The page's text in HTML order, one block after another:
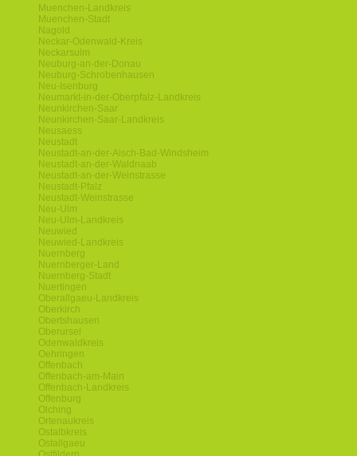
Muenchen-Landkreis
Muenchen-Stadt
Nagold
Neckar-Odenwald-Kreis
Neckarsulm
Neuburg-an-der-Donau
Neuburg-Schrobenhausen
Neu-Isenburg
Neumarkt-in-der-Oberpfalz-Landkreis
Neunkirchen-Saar
Neunkirchen-Saar-Landkreis
Neusaess
Neustadt
Neustadt-an-der-Aisch-Bad-Windsheim
Neustadt-an-der-Waldnaab
Neustadt-an-der-Weinstrasse
Neustadt-Pfalz
Neustadt-Weinstrasse
Neu-Ulm
Neu-Ulm-Landkreis
Neuwied
Neuwied-Landkreis
Nuernberg
Nuernberger-Land
Nuernberg-Stadt
Nuertingen
Oberallgaeu-Landkreis
Oberkirch
Obertshausen
Oberursel
Odenwaldkreis
Oehringen
Offenbach
Offenbach-am-Main
Offenbach-Landkreis
Offenburg
Olching
Ortenaukreis
Ostalbkreis
Ostallgaeu